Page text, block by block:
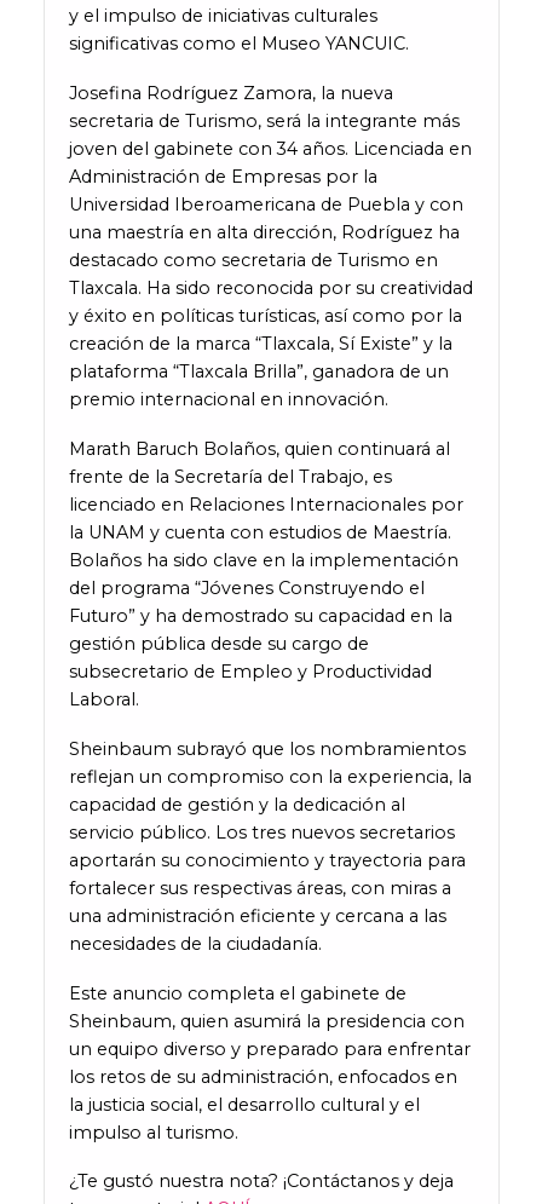
y el impulso de iniciativas culturales
significativas como el Museo YANCUIC.
Josefina Rodríguez Zamora, la nueva
secretaria de Turismo, será la integrante más
joven del gabinete con 34 años. Licenciada en
Administración de Empresas por la
Universidad Iberoamericana de Puebla y con
una maestría en alta dirección, Rodríguez ha
destacado como secretaria de Turismo en
Tlaxcala. Ha sido reconocida por su creatividad
y éxito en políticas turísticas, así como por la
creación de la marca “Tlaxcala, Sí Existe” y la
plataforma “Tlaxcala Brilla”, ganadora de un
premio internacional en innovación.
Marath Baruch Bolaños, quien continuará al
frente de la Secretaría del Trabajo, es
licenciado en Relaciones Internacionales por
la UNAM y cuenta con estudios de Maestría.
Bolaños ha sido clave en la implementación
del programa “Jóvenes Construyendo el
Futuro” y ha demostrado su capacidad en la
gestión pública desde su cargo de
subsecretario de Empleo y Productividad
Laboral.
Sheinbaum subrayó que los nombramientos
reflejan un compromiso con la experiencia, la
capacidad de gestión y la dedicación al
servicio público. Los tres nuevos secretarios
aportarán su conocimiento y trayectoria para
fortalecer sus respectivas áreas, con miras a
una administración eficiente y cercana a las
necesidades de la ciudadanía.
Este anuncio completa el gabinete de
Sheinbaum, quien asumirá la presidencia con
un equipo diverso y preparado para enfrentar
los retos de su administración, enfocados en
la justicia social, el desarrollo cultural y el
impulso al turismo.
¿Te gustó nuestra nota? ¡Contáctanos y deja